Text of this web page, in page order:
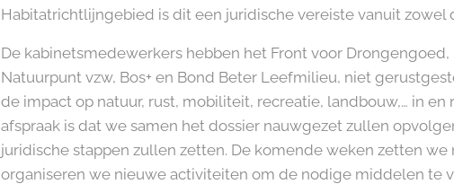
Habitatrichtlijngebied is dit een juridische vereiste vanuit zowel
De kabinetsmedewerkers hebben het Front voor
Natuurpunt vzw, Bos+ en Bond Beter Leefmilieu, niet
de impact op natuur, rust, mobiliteit, recreatie, landbouw,… in
afspraak is dat we samen het dossier nauwgezet zullen
juridische stappen zullen zetten. De komende weken zetten
organiseren we nieuwe activiteiten om de nodige middelen te